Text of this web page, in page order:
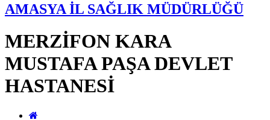
AMASYA İL SAĞLIK MÜDÜRLÜĞÜ
MERZİFON KARA
MUSTAFA PAŞA DEVLET
HASTANESİ